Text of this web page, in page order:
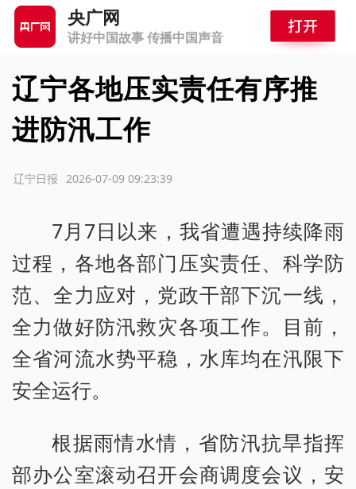
央广网
讲好中国故事 传播中国声音
辽宁各地压实责任有序推
进防汛工作
2026-07-09 09:23:39
辽宁日报
7月7日以来，我省遭遇持续降雨
过程，各地各部门压实责任、科学防
范、全力应对，党政干部下沉一线，
全力做好防汛救灾各项工作。目前，
全省河流水势平稳，水库均在汛限下
安全运行。
根据雨情水情，省防汛抗旱指挥
部办公室滚动召开会商调度会议，安